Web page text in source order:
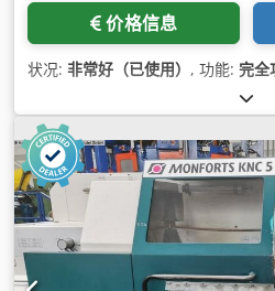
价格信息
状况: 非常好（已使用） , 功能: 完全